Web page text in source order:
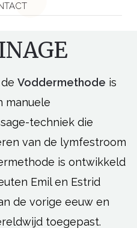
Voddermethode is
manuele
techniek die
van de lymfestroom
is ontwikkeld
Emil en Estrid
de vorige eeuw en
toegepast.